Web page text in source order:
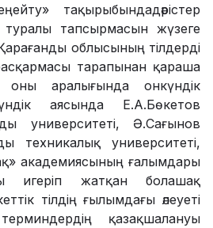
тақырыбындадәрістер
туралы тапсырмасын жүзеге
облысының тілдерді
тарапынан қараша
аралығында онкүндік
аясында Е.А.Бөкетов
университеті, Ә.Сағынов
техникалық университеті,
академиясының ғалымдары
игеріп жатқан болашақ
тілдің ғылымдағы әлеуеті
қазақшалануы